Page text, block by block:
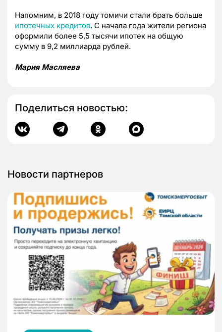
Напомним, в 2018 году томичи стали брать больше
ипотечных кредитов. С начала года жители региона
оформили более 5,5 тысячи ипотек на общую
сумму в 9,2 миллиарда рублей.
Мария Масляева
Поделиться новостью:
Новости партнеров